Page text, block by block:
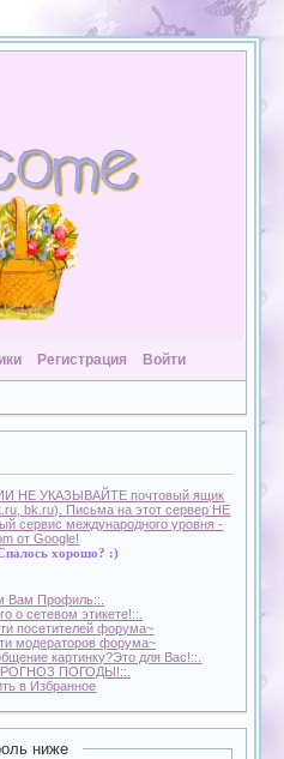
Регистрация Войти
НЕ УКАЗЫВАЙТЕ почтовый ящик
bk.ru). Письма на этот сервер НЕ
сервис международного уровня -
от Google!
хорошо? :)
Вам Профиль::.
о сетевом этикете!::.
посетителей форума~
модераторов форума~
картинку?Это для Вас!::.
ПОГОДЫ!::.
ниже